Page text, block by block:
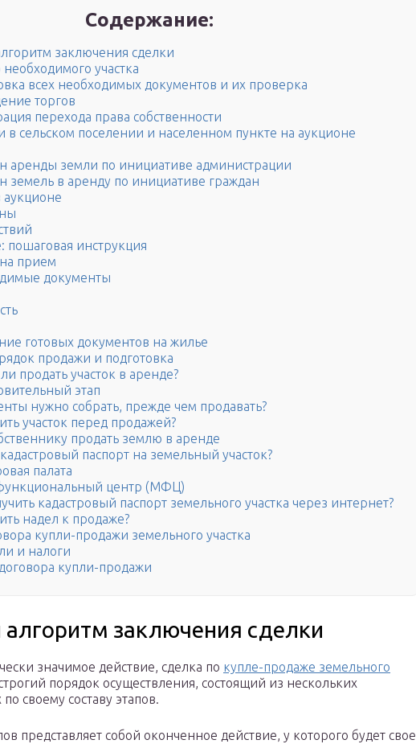
Содержание:
заключения сделки
участка
всех необходимых документов и их проверка
торгов
перехода права собственности
в сельском поселении и населенном пункте на аукционе
аренды земли по инициативе администрации
земель в аренду по инициативе граждан
аукционе
инструкция
прием
документы
готовых документов на жилье
продажи и подготовка
продать участок в аренде?
этап
нужно собрать, прежде чем продавать?
участок перед продажей?
продать землю в аренде
паспорт на земельный участок?
палата
центр (МФЦ)
кадастровый паспорт земельного участка через интернет?
надел к продаже?
купли-продажи земельного участка
и налоги
купли-продажи
заключения сделки
значимое действие, сделка по купле-продаже земельного
порядок осуществления, состоящий из нескольких
своему составу этапов.
представляет собой оконченное действие, у которого будет свое